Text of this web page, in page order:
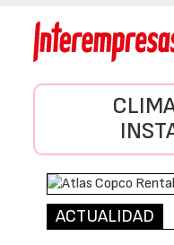
ACTUALIDAD